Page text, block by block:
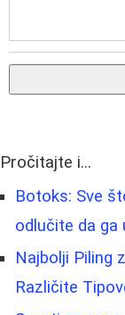
Pročitajte i...
Botoks: Sve
odlučite da ga
Najbolji Piling
Različite